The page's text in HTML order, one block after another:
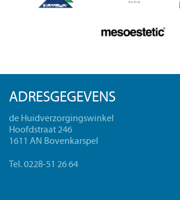
ADRESGEGEVENS
de Huidverzorgingswinkel
Hoofdstraat 246
1611 AN Bovenkarspel
Tel. 0228-51 26 64